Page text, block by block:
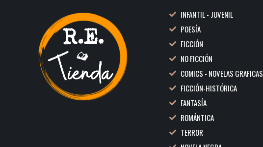
INFANTIL - JUVENIL
POESÍA
FICCIÓN
NO FICCIÓN
COMICS - NOVELAS GRAFICAS
FICCIÓN-HISTÓRICA
FANTASÍA
ROMÁNTICA
TERROR